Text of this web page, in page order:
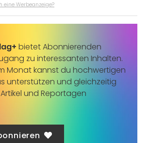
eine Werbeanzeige?
bietet Abonnierenden
zu interessanten Inhalten.
Monat kannst du hochwertigen
unterstützen und gleichzeitig
und Reportagen